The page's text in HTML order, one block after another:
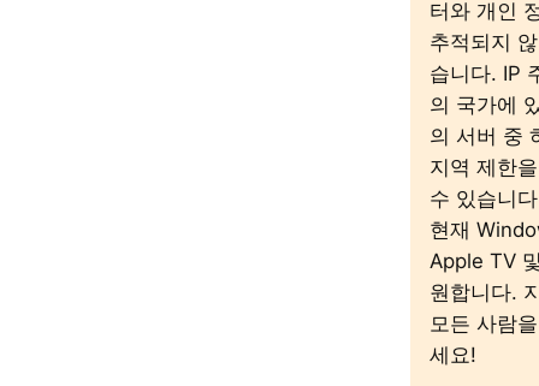
터와 개인
추적되지
습니다. IP
의 국가에
의 서버 중
지역 제한
수 있습니
현재
Apple TV
원합니다.
모든 사람
세요!